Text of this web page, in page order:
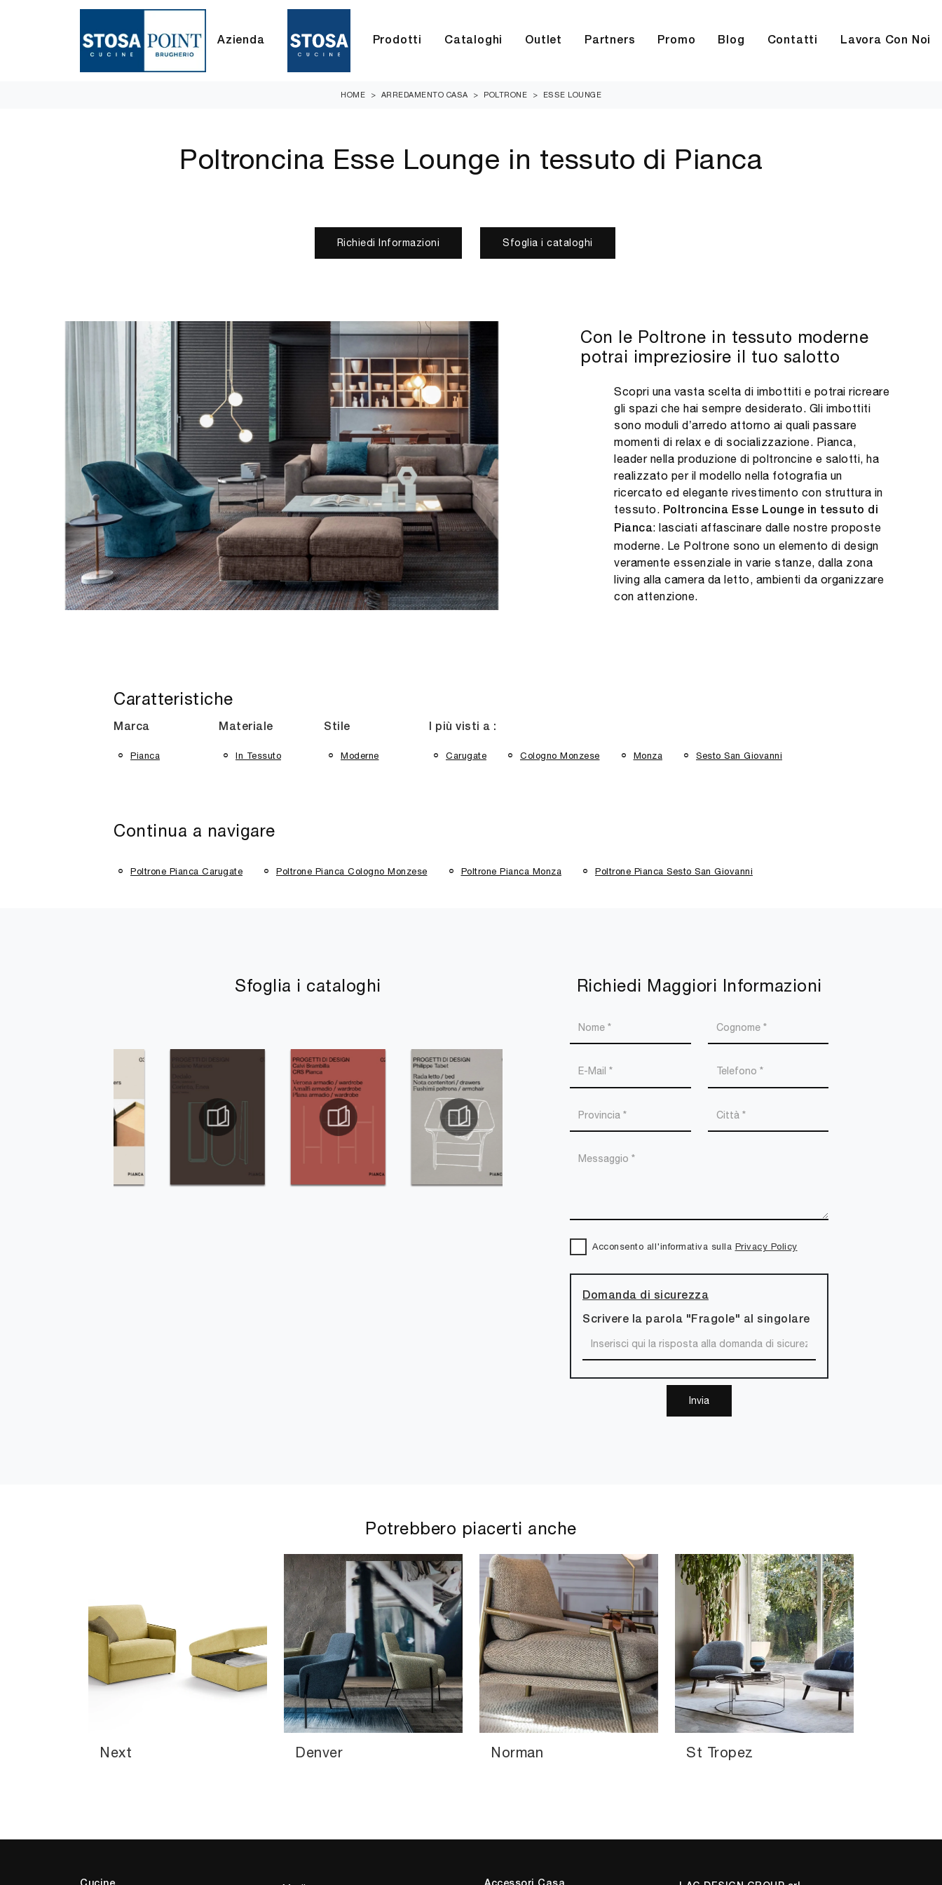
Azienda Prodotti Cataloghi Outlet Partners Promo Blog Contatti Lavora Con Noi
HOME > ARREDAMENTO CASA > POLTRONE > ESSE LOUNGE
Poltroncina Esse Lounge in tessuto di Pianca
Richiedi Informazioni Sfoglia i cataloghi
Con le Poltrone in tessuto moderne
potrai impreziosire il tuo salotto
Scopri una vasta scelta di imbottiti e potrai ricreare
gli spazi che hai sempre desiderato. Gli imbottiti
sono moduli d’arredo attorno ai quali passare
momenti di relax e di socializzazione. Pianca,
leader nella produzione di poltroncine e salotti, ha
realizzato per il modello nella fotografia un
ricercato ed elegante rivestimento con struttura in
tessuto. Poltroncina Esse Lounge in tessuto di
Pianca: lasciati affascinare dalle nostre proposte
moderne. Le Poltrone sono un elemento di design
veramente essenziale in varie stanze, dalla zona
living alla camera da letto, ambienti da organizzare
con attenzione.
Caratteristiche
Marca
Pianca
Materiale
In Tessuto
Stile
Moderne
I più visti a :
Carugate Cologno Monzese Monza Sesto San Giovanni
Continua a navigare
Poltrone Pianca Carugate Poltrone Pianca Cologno Monzese Poltrone Pianca Monza Poltrone Pianca Sesto San Giovanni
Sfoglia i cataloghi Richiedi Maggiori Informazioni
Acconsento all'informativa sulla Privacy Policy
Domanda di sicurezza
Scrivere la parola "Fragole" al singolare
Invia
Potrebbero piacerti anche
Next Denver Norman St Tropez